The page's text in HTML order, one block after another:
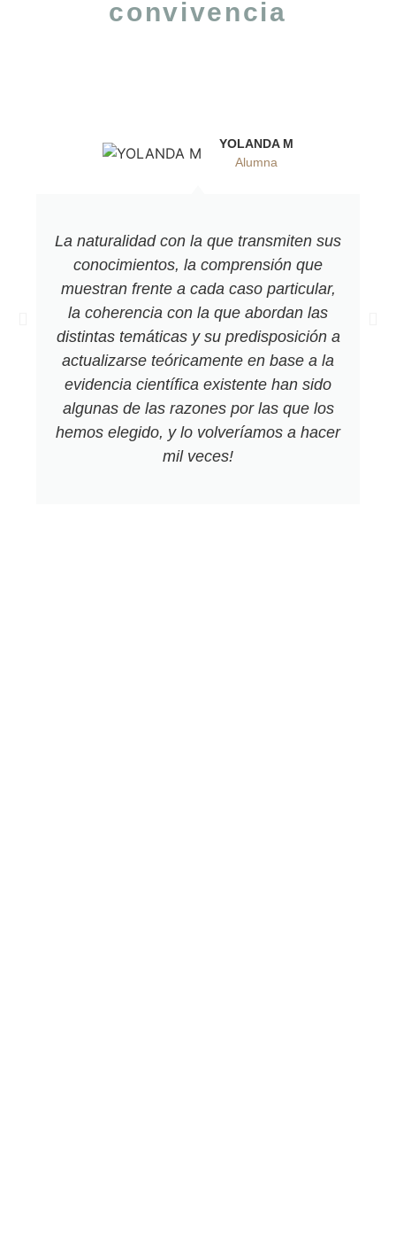
convivencia
La naturalidad con la que transmiten sus
conocimientos, la comprensión que
muestran frente a cada caso particular,
la coherencia con la que abordan las
distintas temáticas y su predisposición a
actualizarse teóricamente en base a la
evidencia científica existente han sido
algunas de las razones por las que los
hemos elegido, y lo volveríamos a hacer
mil veces!
YOLANDA M
Alumna